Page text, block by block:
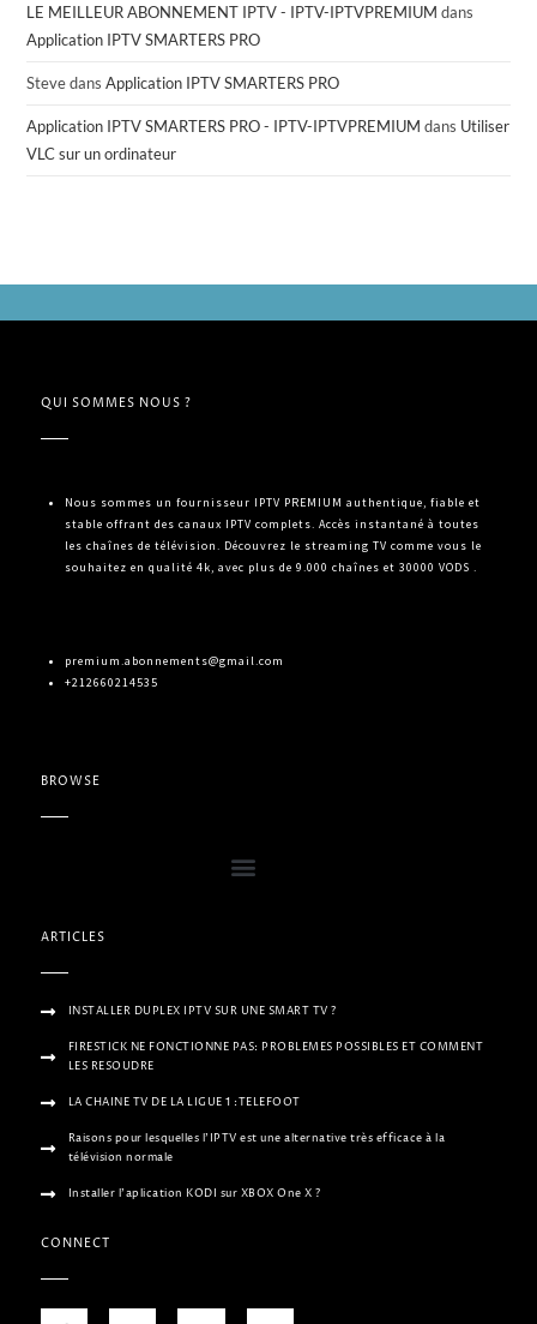
LE MEILLEUR ABONNEMENT IPTV - IPTV-IPTVPREMIUM dans
Application IPTV SMARTERS PRO
StevedansApplication IPTV SMARTERS PRO
Application IPTV SMARTERS PRO - IPTV-IPTVPREMIUM dans Utiliser
VLC sur un ordinateur
QUI SOMMES NOUS ?
Nous sommes un fournisseur IPTV PREMIUM authentique, fiable et
stable offrant des canaux IPTV complets. Accès instantané à toutes
les chaînes de télévision. Découvrez le streaming TV comme vous le
souhaitez en qualité 4k, avec plus de 9.000 chaînes et 30000 VODS .
premium.abonnements@gmail.com
+212660214535
BROWSE
ARTICLES
INSTALLER DUPLEX IPTV SUR UNE SMART TV ?
FIRESTICK NE FONCTIONNE PAS: PROBLEMES POSSIBLES ET COMMENT
LES RESOUDRE
LA CHAINE TV DE LA LIGUE 1 :TELEFOOT
Raisons pour lesquelles l’IPTV est une alternative très efficace à la
télévision normale
Installer l’aplication KODI sur XBOX One X ?
CONNECT